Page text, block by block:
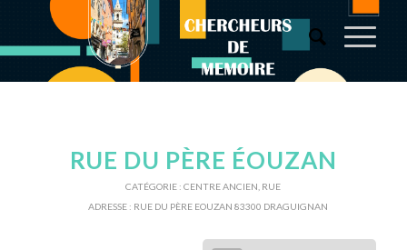
RUE DU PÈRE ÉOUZAN
CATÉGORIE :CENTRE ANCIEN RUE
ADRESSE : RUE DU PÈRE EOUZAN 83300 DRAGUIGNAN